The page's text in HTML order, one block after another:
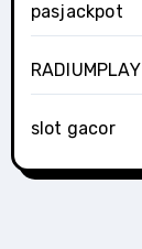
pasjackpot
RADIUMPLAY
slot gacor